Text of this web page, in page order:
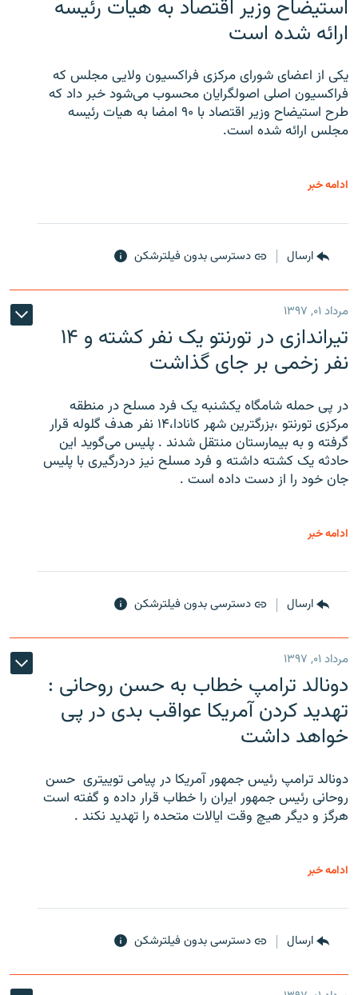
استیضاح وزیر اقتصاد به هیات رئیسه
ارائه شده است
یکی از اعضای شورای مرکزی فراکسیون ولایی مجلس که
فراکسیون اصلی اصولگرایان محسوب می‌شود خبر داد که
طرح استیضاح وزیر اقتصاد با ۹۰ امضا به هیات رئیسه
مجلس ارائه شده است.
ادامه خبر
ارسال دسترسی بدون فیلترشکن
مرداد ۰۱, ۱۳۹۷
تیراندازی در تورنتو یک نفر کشته و ۱۴
نفر زخمی بر جای گذاشت
در پی حمله شامگاه یکشنبه یک فرد مسلح در منطقه
مرکزی تورنتو ،‌بزرگترین شهر کانادا،۱۴ نفر هدف گلوله قرار
گرفته و به بیمارستان منتقل شدند . پلیس می‌گوید این
حادثه یک کشته داشته و فرد مسلح نیز دردرگیری با پلیس
جان خود را از دست داده است .
ادامه خبر
ارسال دسترسی بدون فیلترشکن
مرداد ۰۱, ۱۳۹۷
دونالد ترامپ خطاب به حسن روحانی :
تهدید کردن آمریکا عواقب بدی در پی
خواهد داشت
دونالد ترامپ رئیس جمهور آمریکا در پیامی توییتری ‌ حسن
روحانی رئیس جمهور ایران را خطاب قرار داده و گفته است
هرگز و دیگر هیچ وقت ایالات متحده را تهدید نکند .
ادامه خبر
ارسال دسترسی بدون فیلترشکن